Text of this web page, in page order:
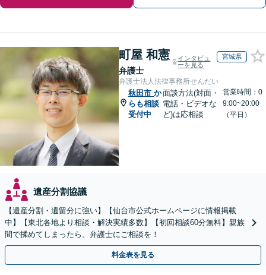
町屋 和憲
弁護士
インタビュ
ーを見る
宮城県
弁護士法人法律事務所せんだい
秋田市 か
らも相談
受付中
面談方法(対面・
電話・ビデオな
ど)は応相談
営業時間：0
9:00~20:00
（平日）
遺産分割協議
【遺産分割・遺留分に強い】【仙台市公式ホームページに情報掲載
中】【東北各地より相談・解決実績多数】【初回相談60分無料】親族
間で揉めてしまったら、弁護士にご相談を！
料金表を見る